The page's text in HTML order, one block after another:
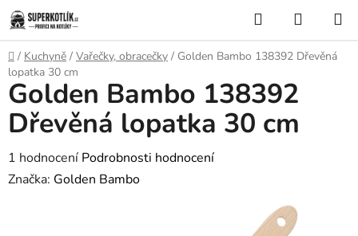
Přejít
na
obsah
Hledat
KOŠÍK
Domů
/ Kuchyně / Vařečky, obracečky / Golden Bambo 138392 Dřevěná
lopatka 30 cm
Golden Bambo 138392
Dřevěná lopatka 30 cm
Průměrné
hodnocení
1 hodnocení Podrobnosti hodnocení
Značka: Golden Bambo